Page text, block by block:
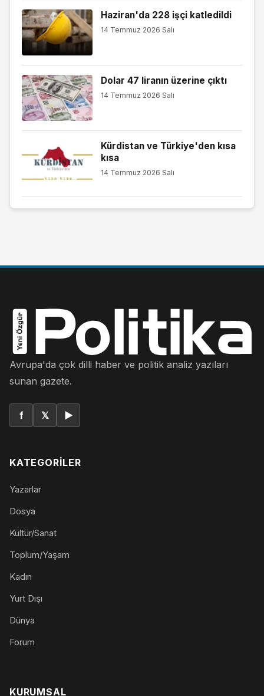
Haziran'da 228 işçi katledildi
14 Temmuz 2026 Salı
Dolar 47 liranın üzerine çıktı
14 Temmuz 2026 Salı
Kürdistan ve Türkiye'den kısa
kısa
14 Temmuz 2026 Salı
Avrupa'da çok dilli haber ve politik analiz yazıları
sunan gazete.
f 𝕏 ▶
KATEGORILER
Yazarlar
Dosya
Kültür/Sanat
Toplum/Yaşam
Kadın
Yurt Dışı
Dünya
Forum
KURUMSAL